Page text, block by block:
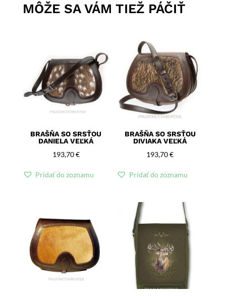
MÔŽE SA VÁM TIEŽ PÁČIŤ
BRAŠŇA SO SRSŤOU
DANIELA VEĽKÁ
193,70€
Pridať do zoznamu
BRAŠŇA SO SRSŤOU
DIVIAKA VEĽKÁ
193,70€
Pridať do zoznamu